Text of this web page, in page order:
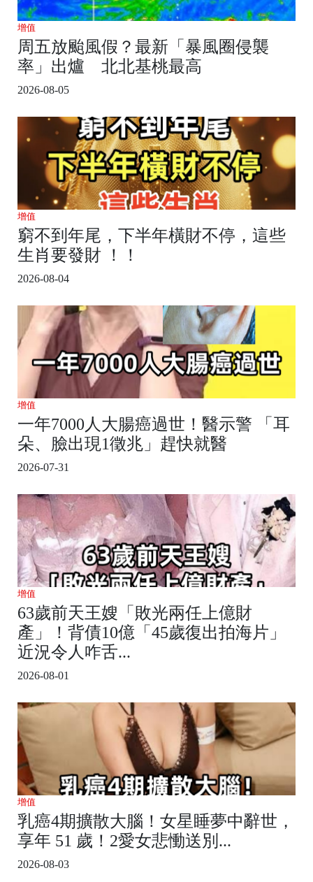
增值
周五放颱風假？最新「暴風圈侵襲
率」出爐 北北基桃最高
2026-08-05
增值
窮不到年尾，下半年橫財不停，這些
生肖要發財 ！！
2026-08-04
增值
一年7000人大腸癌過世！醫示警 「耳
朵、臉出現1徵兆」趕快就醫
2026-07-31
增值
63歲前天王嫂「敗光兩任上億財
產」！背債10億「45歲復出拍海片」
近況令人咋舌...
2026-08-01
增值
乳癌4期擴散大腦！女星睡夢中辭世，
享年 51 歲！2愛女悲慟送別...
2026-08-03